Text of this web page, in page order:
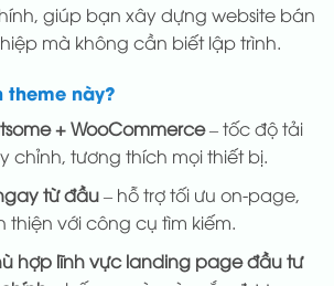
giúp bạn xây dựng website bán
mà không cần biết lập trình.
theme này?
+ WooCommerce– tốc độ tải
chỉnh, tương thích mọi thiết bị.
từ đầu– hỗ trợ tối ưu on-page,
thiện với công cụ tìm kiếm.
hợp lĩnh vực landing page đầu tư